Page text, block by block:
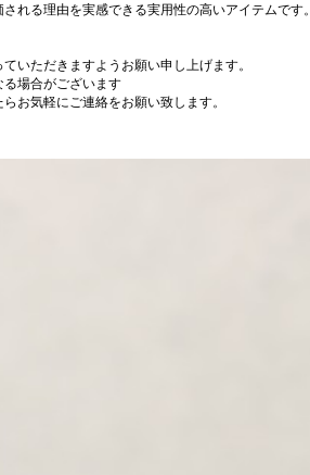
れる理由を実感できる実用性の高いアイテムです。
いただきますようお願い申し上げます。
場合がございます
お気軽にご連絡をお願い致します。